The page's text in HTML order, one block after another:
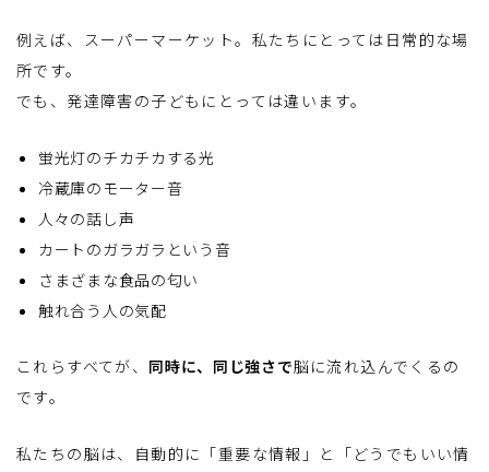
例えば、スーパーマーケット。私たちにとっては日常的な場
所です。
でも、発達障害の子どもにとっては違います。
蛍光灯のチカチカする光
冷蔵庫のモーター音
人々の話し声
カートのガラガラという音
さまざまな食品の匂い
触れ合う人の気配
これらすべてが、 同時に、同じ強さで脳に流れ込んでくるの
です。
私たちの脳は、自動的に「重要な情報」と「どうでもいい情